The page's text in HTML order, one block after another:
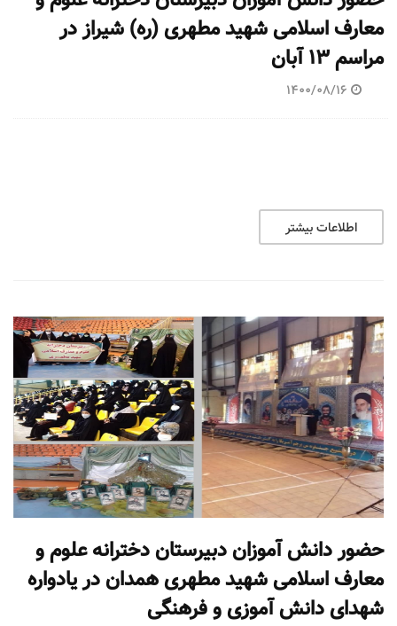
معارف اسلامی شهید مطهری (ره) شیراز در
مراسم ۱۳ آبان
1400/08/16
اطلاعات بیشتر
حضور دانش آموزان دبیرستان دخترانه علوم و
معارف اسلامی شهید مطهری همدان در یادواره
شهدای دانش آموزی و فرهنگی